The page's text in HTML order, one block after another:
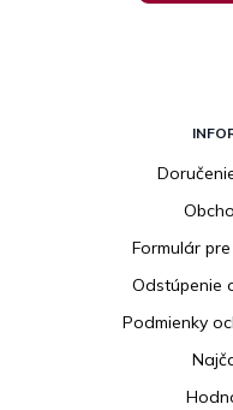
Formulár
Odstúpenie
Podmienky